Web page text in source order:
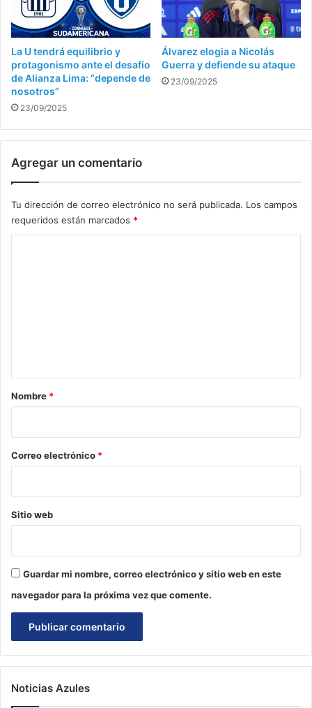
La U tendrá equilibrio y
protagonismo ante el desafío
de Alianza Lima: “depende de
nosotros”
23/09/2025
Álvarez elogia a Nicolás
Guerra y defiende su ataque
23/09/2025
Agregar un comentario
Tu dirección de correo electrónico no será publicada. Los campos
requeridos están marcados *
r
*
Nombre *
Correo electrónico *
Sitio web
Guardar mi nombre, correo electrónico y sitio web en este
navegador para la próxima vez que comente.
Noticias Azules